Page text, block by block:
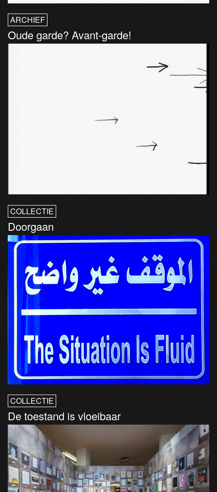
ARCHIEF
Oude garde? Avant-garde!
COLLECTIE
Doorgaan
COLLECTIE
De toestand is vloeibaar